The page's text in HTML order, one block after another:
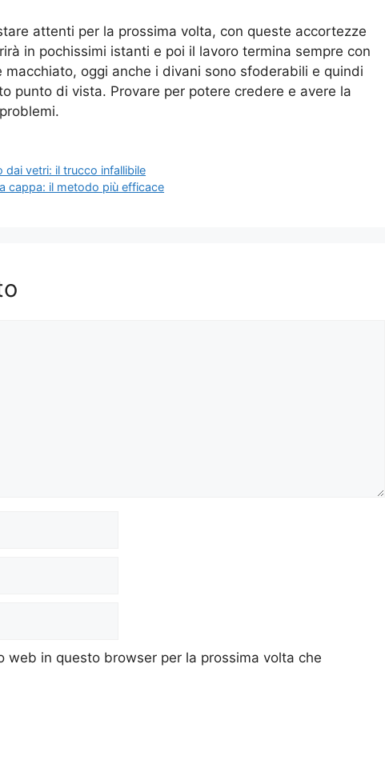
attenti per la prossima volta, con queste accortezze
in pochissimi istanti e poi il lavoro termina sempre con
oggi anche i divani sono sfoderabili e quindi
punto di vista. Provare per potere credere e avere la
dai vetri: il trucco infallibile
cappa: il metodo più efficace
web in questo browser per la prossima volta che